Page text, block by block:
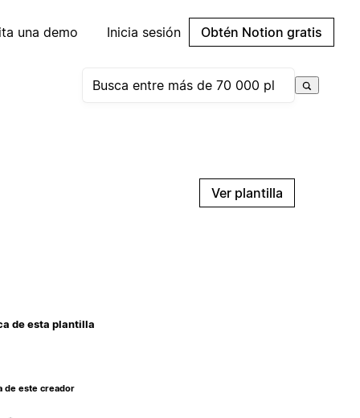
una demo Inicia sesión Obtén Notion gratis
Ver plantilla
de esta plantilla
de este creador